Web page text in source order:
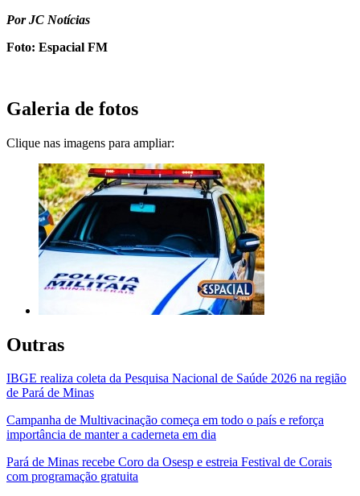
Por JC Notícias
Foto: Espacial FM
Galeria de fotos
Clique nas imagens para ampliar:
Outras
IBGE realiza coleta da Pesquisa Nacional de Saúde 2026 na região
de Pará de Minas
Campanha de Multivacinação começa em todo o país e reforça
importância de manter a caderneta em dia
Pará de Minas recebe Coro da Osesp e estreia Festival de Corais
com programação gratuita